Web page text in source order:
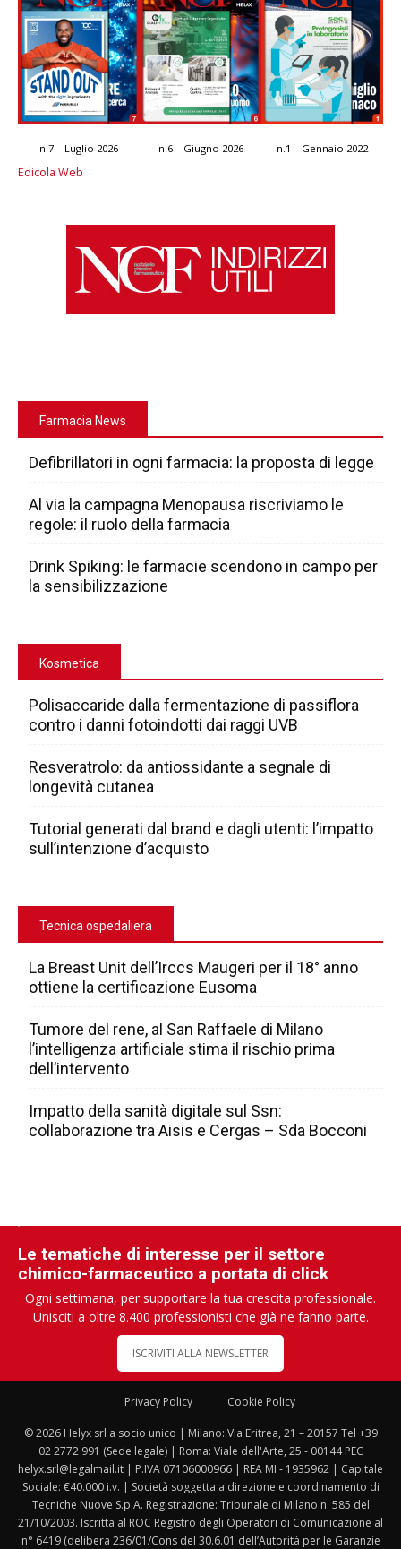
n.7 – Luglio 2026 n.6 – Giugno 2026 n.1 – Gennaio 2022
Edicola Web
Farmacia News
Defibrillatori in ogni farmacia: la proposta di legge
Al via la campagna Menopausa riscriviamo le
regole: il ruolo della farmacia
Drink Spiking: le farmacie scendono in campo per
la sensibilizzazione
Kosmetica
Polisaccaride dalla fermentazione di passiflora
contro i danni fotoindotti dai raggi UVB
Resveratrolo: da antiossidante a segnale di
longevità cutanea
Tutorial generati dal brand e dagli utenti: l’impatto
sull’intenzione d’acquisto
Tecnica ospedaliera
La Breast Unit dell’Irccs Maugeri per il 18° anno
ottiene la certificazione Eusoma
Tumore del rene, al San Raffaele di Milano
l’intelligenza artificiale stima il rischio prima
dell’intervento
Impatto della sanità digitale sul Ssn:
collaborazione tra Aisis e Cergas – Sda Bocconi
Le tematiche di interesse per il settore
chimico-farmaceutico a portata di click
Ogni settimana, per supportare la tua crescita professionale.
Unisciti a oltre 8.400 professionisti che già ne fanno parte.
ISCRIVITI ALLA NEWSLETTER
Privacy Policy Cookie Policy
© 2026 Helyx srl a socio unico | Milano: Via Eritrea, 21 – 20157 Tel +39
02 2772 991 (Sede legale) | Roma: Viale dell'Arte, 25 - 00144 PEC
helyx.srl@legalmail.it | P.IVA 07106000966 | REA MI - 1935962 | Capitale
Sociale: €40.000 i.v. | Società soggetta a direzione e coordinamento di
Tecniche Nuove S.p.A. Registrazione: Tribunale di Milano n. 585 del
21/10/2003. Iscritta al ROC Registro degli Operatori di Comunicazione al
n° 6419 (delibera 236/01/Cons del 30.6.01 dell’Autorità per le Garanzie